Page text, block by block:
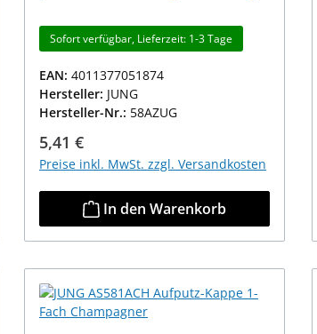
Sofort verfügbar, Lieferzeit: 1-3 Tage
EAN: 4011377051874
Hersteller: JUNG
Hersteller-Nr.: 58AZUG
Regulärer Preis:
5,41 €
Preise inkl. MwSt. zzgl. Versandkosten
In den Warenkorb